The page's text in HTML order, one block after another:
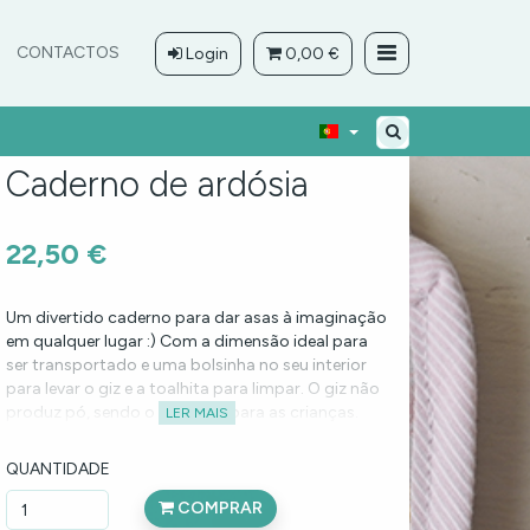
CONTACTOS Login 0,00 €
Caderno de ardósia
22,50 €
Um divertido caderno para dar asas à imaginação
em qualquer lugar :) Com a dimensão ideal para
ser transportado e uma bolsinha no seu interior
para levar o giz e a toalhita para limpar. O giz não
produz pó, sendo o indicado para as crianças.
colorido sem pó e uma toalhita para limpar (pode
LER MAIS
QUANTIDADE
COMPRAR